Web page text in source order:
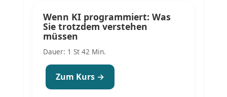
Wenn KI programmiert: Was
Sie trotzdem verstehen
müssen
Dauer: 1 St 42 Min.
Zum Kurs →